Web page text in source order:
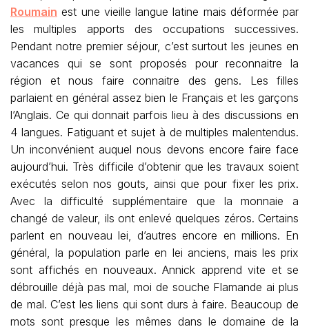
Roumain est une vieille langue latine mais déformée par
les multiples apports des occupations successives.
Pendant notre premier séjour, c’est surtout les jeunes en
vacances qui se sont proposés pour reconnaitre la
région et nous faire connaitre des gens. Les filles
parlaient en général assez bien le Français et les garçons
l’Anglais. Ce qui donnait parfois lieu à des discussions en
4 langues. Fatiguant et sujet à de multiples malentendus.
Un inconvénient auquel nous devons encore faire face
aujourd’hui. Très difficile d’obtenir que les travaux soient
exécutés selon nos gouts, ainsi que pour fixer les prix.
Avec la difficulté supplémentaire que la monnaie a
changé de valeur, ils ont enlevé quelques zéros. Certains
parlent en nouveau lei, d’autres encore en millions. En
général, la population parle en lei anciens, mais les prix
sont affichés en nouveaux. Annick apprend vite et se
débrouille déjà pas mal, moi de souche Flamande ai plus
de mal. C’est les liens qui sont durs à faire. Beaucoup de
mots sont presque les mêmes dans le domaine de la